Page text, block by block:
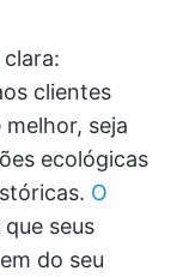
clientes
seja
ecológicas
O
seus
do seu